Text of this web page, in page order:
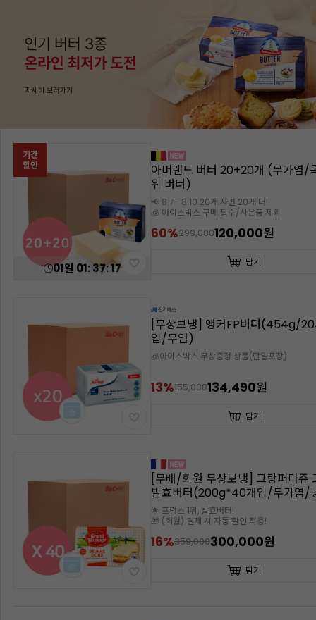
[발로나]코코아파우더(1kgX3개
131,700원
담기
[발로나]코코아파우더(1kg)
44,900원
담기
[발로나]까라이브66%(1kg/다크)
🧊 5월~9월까지는 아이스박스 필수
선별된 희귀품종 카카오빈으로 만든 그랑크뤼
58,590원
담기